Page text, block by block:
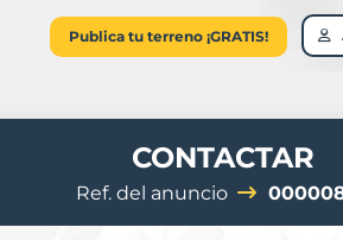
Publica tu terreno ¡GRATIS!
CONTACTAR
Ref. del anuncio